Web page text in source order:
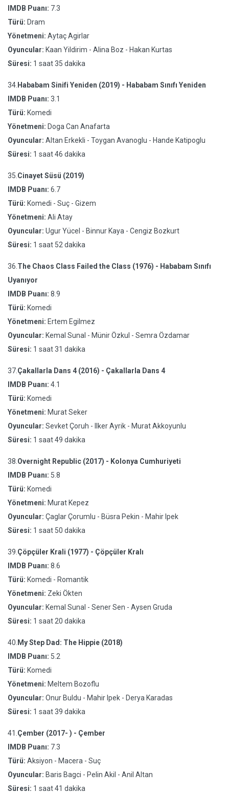
IMDB Puanı: 7.3
Türü: Dram
Yönetmeni: Aytaç Agirlar
Oyuncular: Kaan Yildirim - Alina Boz - Hakan Kurtas
Süresi: 1 saat 35 dakika
34. Hababam Sinifi Yeniden (2019) - Hababam Sınıfı Yeniden
IMDB Puanı: 3.1
Türü: Komedi
Yönetmeni: Doga Can Anafarta
Oyuncular: Altan Erkekli - Toygan Avanoglu - Hande Katipoglu
Süresi: 1 saat 46 dakika
35. Cinayet Süsü (2019)
IMDB Puanı: 6.7
Türü: Komedi - Suç - Gizem
Yönetmeni: Ali Atay
Oyuncular: Ugur Yücel - Binnur Kaya - Cengiz Bozkurt
Süresi: 1 saat 52 dakika
36. The Chaos Class Failed the Class (1976) - Hababam Sınıfı
Uyanıyor
IMDB Puanı: 8.9
Türü: Komedi
Yönetmeni: Ertem Egilmez
Oyuncular: Kemal Sunal - Münir Özkul - Semra Özdamar
Süresi: 1 saat 31 dakika
37. Çakallarla Dans 4 (2016) - Çakallarla Dans 4
IMDB Puanı: 4.1
Türü: Komedi
Yönetmeni: Murat Seker
Oyuncular: Sevket Çoruh - Ilker Ayrik - Murat Akkoyunlu
Süresi: 1 saat 49 dakika
38. Overnight Republic (2017) - Kolonya Cumhuriyeti
IMDB Puanı: 5.8
Türü: Komedi
Yönetmeni: Murat Kepez
Oyuncular: Çaglar Çorumlu - Büsra Pekin - Mahir Ipek
Süresi: 1 saat 50 dakika
39. Çöpçüler Krali (1977) - Çöpçüler Kralı
IMDB Puanı: 8.6
Türü: Komedi - Romantik
Yönetmeni: Zeki Ökten
Oyuncular: Kemal Sunal - Sener Sen - Aysen Gruda
Süresi: 1 saat 20 dakika
40. My Step Dad: The Hippie (2018)
IMDB Puanı: 5.2
Türü: Komedi
Yönetmeni: Meltem Bozoflu
Oyuncular: Onur Buldu - Mahir Ipek - Derya Karadas
Süresi: 1 saat 39 dakika
41. Çember (2017- ) - Çember
IMDB Puanı: 7.3
Türü: Aksiyon - Macera - Suç
Oyuncular: Baris Bagci - Pelin Akil - Anil Altan
Süresi: 1 saat 41 dakika